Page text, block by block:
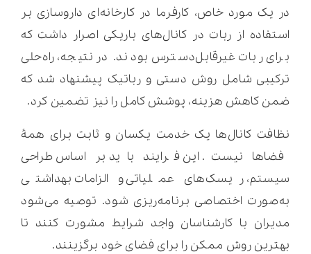
در یک مورد خاص، کارفرما در کارخانه‌ای داروسازی بر
استفاده از ربات در کانال‌های باریکی اصرار داشت که
برای ربات غیرقابل‌دسترس بودند. در نتیجه، راه‌حلی
ترکیبی شامل روش دستی و رباتیک پیشنهاد شد که
ضمن کاهش هزینه، پوشش کامل را نیز تضمین کرد.
نظافت کانال‌ها یک خدمت یکسان و ثابت برای همۀ
فضاها نیست. این فرایند باید بر اساس طراحی
سیستم، ریسک‌های عملیاتی و الزامات بهداشتی
به‌صورت اختصاصی برنامه‌ریزی شود. توصیه می‌شود
مدیران با کارشناسان واجد شرایط مشورت کنند تا
بهترین روش ممکن را برای فضای خود برگزینند.